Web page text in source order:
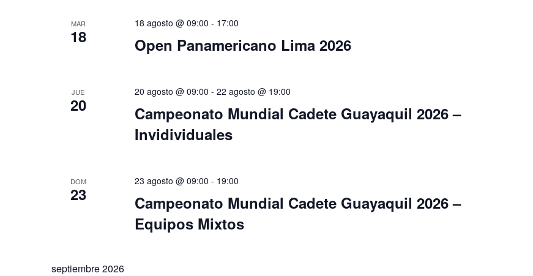
MAR
18 Open Panamericano Lima 2026
18 agosto @ 09:00 - 17:00
JUE
20
Campeonato Mundial Cadete Guayaquil 2026 –
Invidividuales
20 agosto @ 09:00 - 22 agosto @ 19:00
DOM
23
Campeonato Mundial Cadete Guayaquil 2026 –
Equipos Mixtos
23 agosto @ 09:00 - 19:00
septiembre 2026